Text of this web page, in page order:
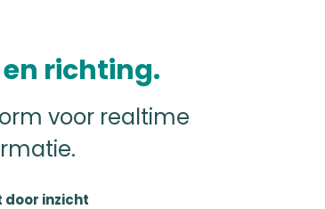
richting.
voor realtime
door inzicht